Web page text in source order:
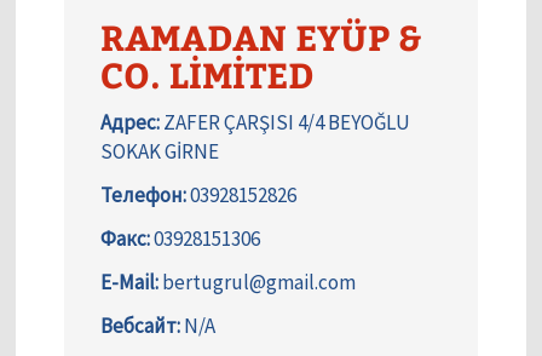
RAMADAN EYÜP &
CO. LİMİTED
Адрес:ZAFER ÇARŞISI 4/4 BEYOĞLU
SOKAK GİRNE
Телефон:03928152826
Факс:03928151306
E-Mail:bertugrul@gmail.com
Вебсайт:N/A